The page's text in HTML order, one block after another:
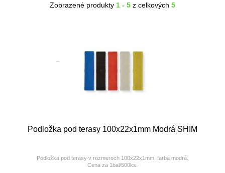
Zobrazené produkty 1 - 5 z celkových 5
Podložka pod terasy 100x22x1mm Modrá SHIM
Podložka pod terasy v rozmeroch 100x22x1mm, farba modrá.
Cena za 1bal/500ks.